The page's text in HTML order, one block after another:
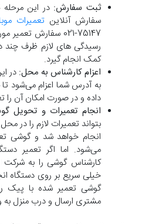
ثبت سفارش:در این
سفارش آنلاین تعمیرات
75147-021 سفارش
رسیدگی های لازم ظرف چند
کمک انجام گیرد.
اعزام کارشناس به محل: در
به آدرس شما اعزام می‌شود
داده و در صورت امکان آن را
انجام تعمیرات و تحویل
بتواند تعمیرات لازم را در
انجام خواهد شد و گوشی
می‌شود. اما اگر تعمیر
کارشناس گوشی را به شرکت
خیلی سریع بر روی دستگاه
گوشی تعمیر شده با پیک
مشتری ارسال و درب منزل